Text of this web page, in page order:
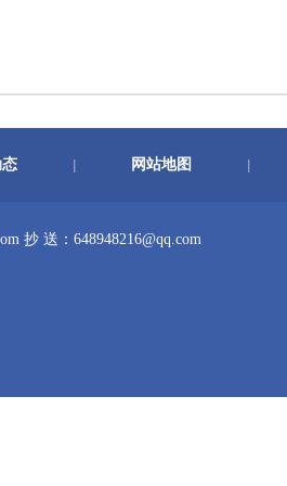
网站地图
抄 送：648948216@qq.com